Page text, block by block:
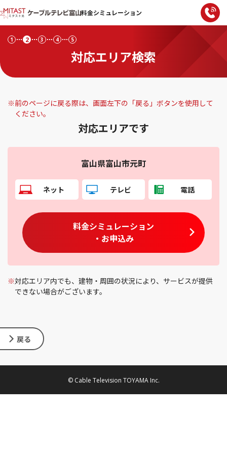
料金シミュレーション
対応エリア検索
1 2 3 4 5
※前のページに戻る際は、画面左下の「戻る」ボタンを使用して
ください。
対応エリアです
富山県富山市元町
ネット テレビ 電話
料金シミュレーション
・お申込み
※対応エリア内でも、建物・周囲の状況により、サービスが提供
できない場合がございます。
戻る
© Cable Television TOYAMA Inc.